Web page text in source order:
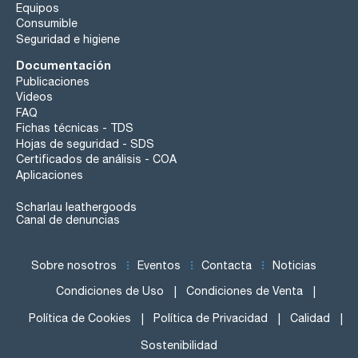
Equipos
Consumible
Seguridad e higiene
Documentación
Publicaciones
Videos
FAQ
Fichas técnicas - TDS
Hojas de seguridad - SDS
Certificados de análisis - COA
Aplicaciones
Scharlau leathergoods
Canal de denuncias
Sobre nosotros Eventos Contacta Noticias
Condiciones de Uso Condiciones de Venta
Política de Cookies Política de Privacidad Calidad
Sostenibilidad